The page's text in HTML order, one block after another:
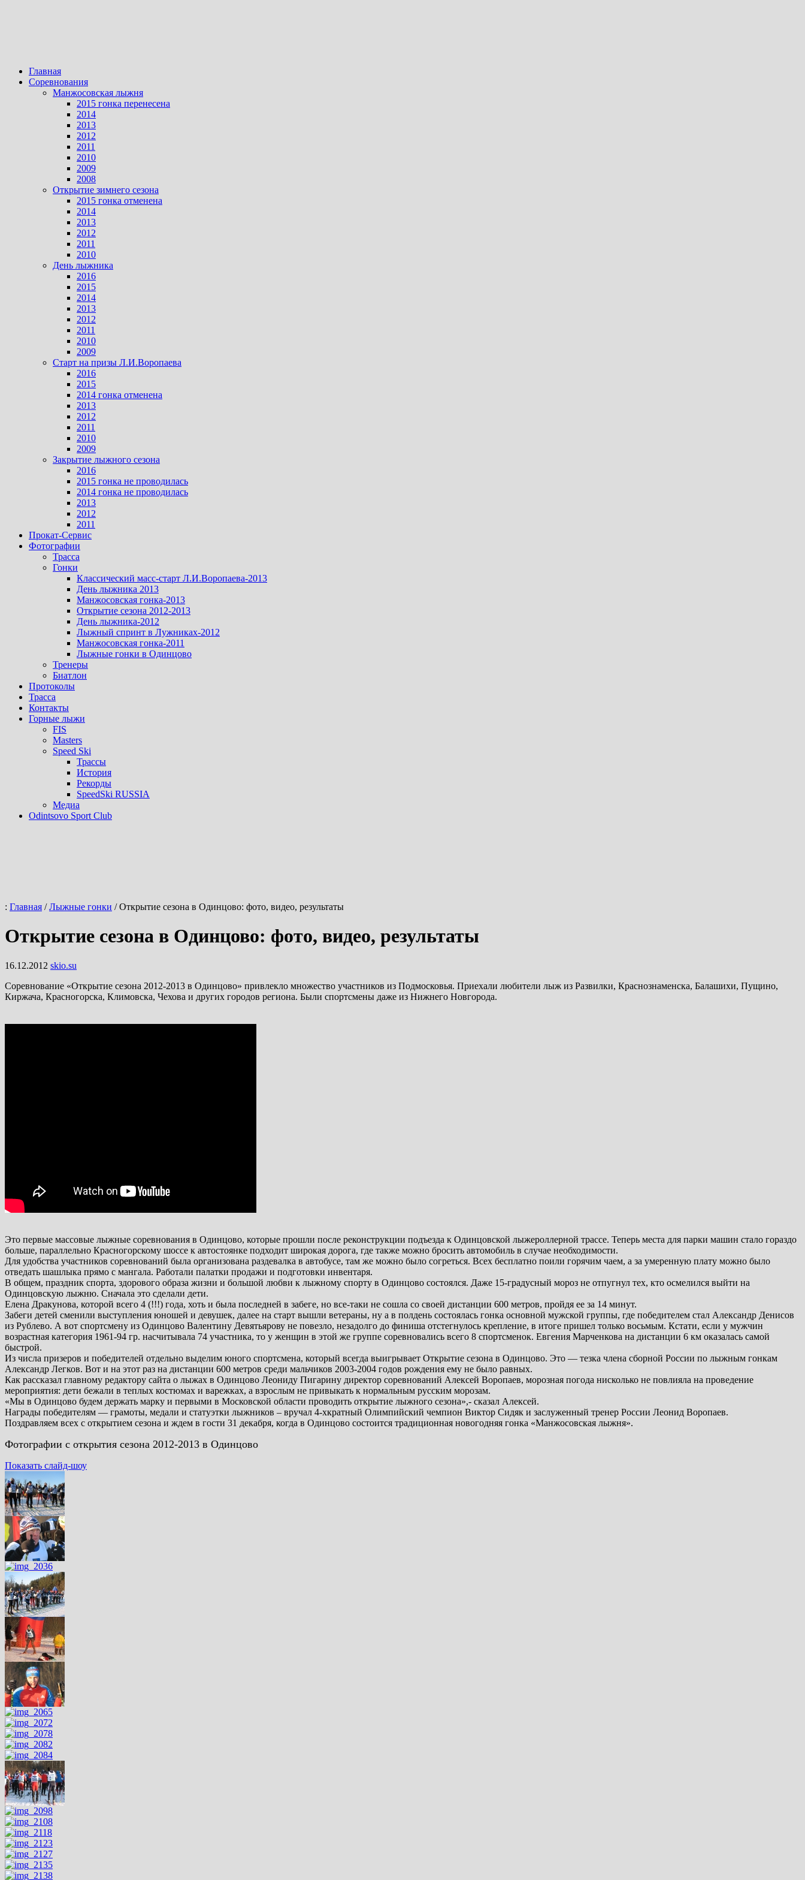
Главная
Соревнования
Манжосовская лыжня
2015 гонка перенесена
2014
2013
2012
2011
2010
2009
2008
Открытие зимнего сезона
2015 гонка отменена
2014
2013
2012
2011
2010
День лыжника
2016
2015
2014
2013
2012
2011
2010
2009
Старт на призы Л.И.Воропаева
2016
2015
2014 гонка отменена
2013
2012
2011
2010
2009
Закрытие лыжного сезона
2016
2015 гонка не проводилась
2014 гонка не проводилась
2013
2012
2011
Прокат-Сервис
Фотографии
Трасса
Гонки
Классический масс-старт Л.И.Воропаева-2013
День лыжника 2013
Манжосовская гонка-2013
Открытие сезона 2012-2013
День лыжника-2012
Лыжный спринт в Лужниках-2012
Манжосовская гонка-2011
Лыжные гонки в Одинцово
Тренеры
Биатлон
Протоколы
Трасса
Контакты
Горные лыжи
FIS
Masters
Speed Ski
Трассы
История
Рекорды
SpeedSki RUSSIA
Медиа
Odintsovo Sport Club
: Главная / Лыжные гонки /Открытие сезона в Одинцово: фото, видео, результаты
Открытие сезона в Одинцово: фото, видео, результаты
16.12.2012 skio.su
Соревнование «Открытие сезона 2012-2013 в Одинцово» привлекло множество участников из Подмосковья. Приехали любители лыж из Развилки, Краснознаменска, Балашихи, Пущино,
Киржача, Красногорска, Климовска, Чехова и других городов региона. Были спортсмены даже из Нижнего Новгорода.
Это первые массовые лыжные соревнования в Одинцово, которые прошли после реконструкции подъезда к Одинцовской лыжероллерной трассе. Теперь места для парки машин стало гораздо
больше, параллельно Красногорскому шоссе к автостоянке подходит широкая дорога, где также можно бросить автомобиль в случае необходимости.
Для удобства участников соревнований была организована раздевалка в автобусе, там же можно было согреться. Всех бесплатно поили горячим чаем, а за умеренную плату можно было
отведать шашлыка прямо с мангала. Работали палатки продажи и подготовки инвентаря.
В общем, праздник спорта, здорового образа жизни и большой любви к лыжному спорту в Одинцово состоялся. Даже 15-градусный мороз не отпугнул тех, кто осмелился выйти на
Одинцовскую лыжню. Сначала это сделали дети.
Елена Дракунова, которой всего 4 (!!!) года, хоть и была последней в забеге, но все-таки не сошла со своей дистанции 600 метров, пройдя ее за 14 минут.
Забеги детей сменили выступления юношей и девушек, далее на старт вышли ветераны, ну а в полдень состоялась гонка основной мужской группы, где победителем стал Александр Денисов
из Рублево. А вот спортсмену из Одинцово Валентину Девятьярову не повезло, незадолго до финиша отстегнулось крепление, в итоге пришел только восьмым. Кстати, если у мужчин
возрастная категория 1961-94 гр. насчитывала 74 участника, то у женщин в этой же группе соревновались всего 8 спортсменок. Евгения Марченкова на дистанции 6 км оказалась самой
быстрой.
Из числа призеров и победителей отдельно выделим юного спортсмена, который всегда выигрывает Открытие сезона в Одинцово. Это — тезка члена сборной России по лыжным гонкам
Александр Легков. Вот и на этот раз на дистанции 600 метров среди мальчиков 2003-2004 годов рождения ему не было равных.
Как рассказал главному редактору сайта о лыжах в Одинцово Леониду Пигарину директор соревнований Алексей Воропаев, морозная погода нисколько не повлияла на проведение
мероприятия: дети бежали в теплых костюмах и варежках, а взрослым не привыкать к нормальным русским морозам.
«Мы в Одинцово будем держать марку и первыми в Московской области проводить открытие лыжного сезона»,- сказал Алексей.
Награды победителям — грамоты, медали и статуэтки лыжников – вручал 4-хкратный Олимпийский чемпион Виктор Сидяк и заслуженный тренер России Леонид Воропаев.
Поздравляем всех с открытием сезона и ждем в гости 31 декабря, когда в Одинцово состоится традиционная новогодняя гонка «Манжосовская лыжня».
Фотографии с открытия сезона 2012-2013 в Одинцово
Показать слайд-шоу